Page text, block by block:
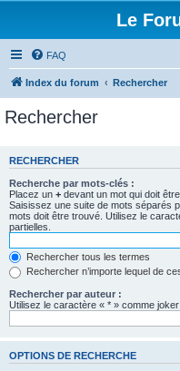
Le
FAQ
Index du forum Rechercher
Rechercher
RECHERCHER
Recherche par mots-clés :
Placez un + devant un mot qui doit
Saisissez une suite de mots séparés
mots doit être trouvé. Utilisez le
partielles.
Rechercher tous les termes
Rechercher n’importe lequel de
Rechercher par auteur :
Utilisez le caractère « * » comme
OPTIONS DE RECHERCHE